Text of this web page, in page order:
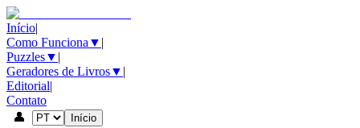
Início|
Como Funciona ▼ |
Puzzles▼ |
Geradores de Livros▼ |
Editorial|
Contato
👤
Início